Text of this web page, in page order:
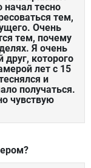
начал тесно
тем,
Очень
тем, почему
Я очень
которого
лет с 15
и
получаться.
чувствую